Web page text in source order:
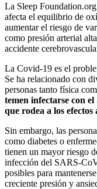
La Sleep
afecta el equilibrio de
aumentar el riesgo de
como presión arterial
accidente
La Covid-19 es el
Se ha relacionado con
personas tanto física
temen infectarse con
que rodea a los
Sin embargo, las
como diabetes o
tienen un mayor riesgo
infección del SARS-
posibles para
creciente presión y